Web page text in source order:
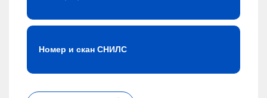
Номер и скан СНИЛС